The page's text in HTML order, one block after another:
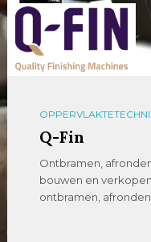
Q-Fin
Ontbramen,
bouwen en
ontbramen,